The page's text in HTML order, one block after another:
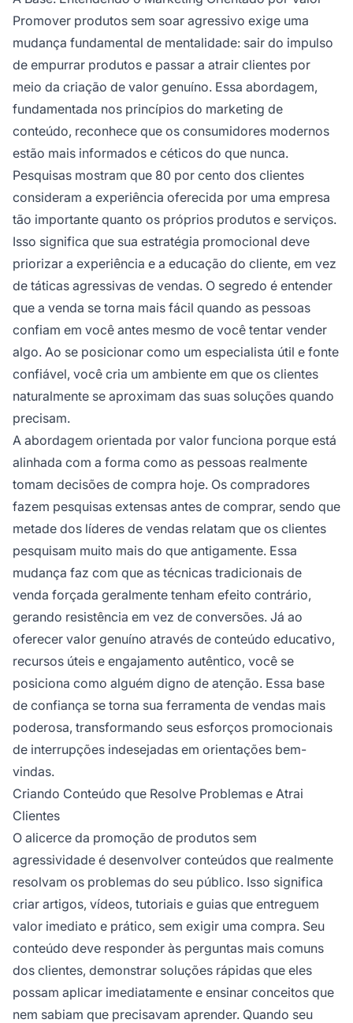
conduza os clientes naturalmente em direção
às soluções, em vez de pressionar por vendas
imediatas.
Promover produtos sem soar agressivo exige uma
mudança fundamental de mentalidade: sair do impulso
de empurrar produtos e passar a atrair clientes por
meio da criação de valor genuíno. Essa abordagem,
fundamentada nos princípios do marketing de
conteúdo, reconhece que os consumidores modernos
estão mais informados e céticos do que nunca.
Pesquisas mostram que 80 por cento dos clientes
consideram a experiência oferecida por uma empresa
tão importante quanto os próprios produtos e serviços.
Isso significa que sua estratégia promocional deve
priorizar a experiência e a educação do cliente, em vez
de táticas agressivas de vendas. O segredo é entender
que a venda se torna mais fácil quando as pessoas
confiam em você antes mesmo de você tentar vender
algo. Ao se posicionar como um especialista útil e fonte
confiável, você cria um ambiente em que os clientes
naturalmente se aproximam das suas soluções quando
precisam.
A abordagem orientada por valor funciona porque está
alinhada com a forma como as pessoas realmente
tomam decisões de compra hoje. Os compradores
fazem pesquisas extensas antes de comprar, sendo que
metade dos líderes de vendas relatam que os clientes
pesquisam muito mais do que antigamente. Essa
mudança faz com que as técnicas tradicionais de
venda forçada geralmente tenham efeito contrário,
gerando resistência em vez de conversões. Já ao
oferecer valor genuíno através de conteúdo educativo,
recursos úteis e engajamento autêntico, você se
posiciona como alguém digno de atenção. Essa base
de confiança se torna sua ferramenta de vendas mais
poderosa, transformando seus esforços promocionais
de interrupções indesejadas em orientações bem-
vindas.
Criando Conteúdo que Resolve Problemas e Atrai
Clientes
O alicerce da promoção de produtos sem
agressividade é desenvolver conteúdos que realmente
resolvam os problemas do seu público. Isso significa
criar artigos, vídeos, tutoriais e guias que entreguem
valor imediato e prático, sem exigir uma compra. Seu
conteúdo deve responder às perguntas mais comuns
dos clientes, demonstrar soluções rápidas que eles
possam aplicar imediatamente e ensinar conceitos que
nem sabiam que precisavam aprender. Quando seu